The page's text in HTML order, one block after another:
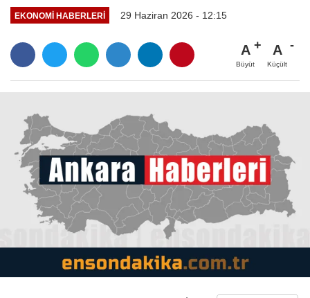
EKONOMI HABERLERI 29 Haziran 2026 - 12:15
A
Büyüt
A
Küçült